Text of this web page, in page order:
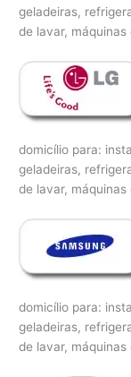
geladeiras,
de lavar,
domicílio para:
geladeiras,
de lavar,
domicílio para:
geladeiras,
de lavar,